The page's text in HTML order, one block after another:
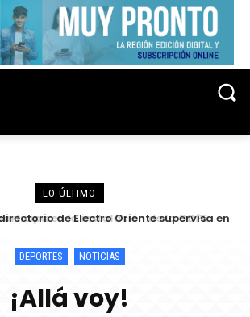
LO ÚLTIMO
de Electro Oriente supervisa en
servicio eléctrico
DEPORTES NOTICIAS
¡Allá voy!